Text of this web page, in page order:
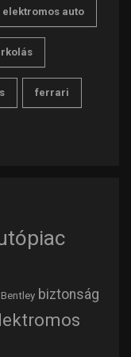
elektromos auto
ferrari
Bentley biztonság